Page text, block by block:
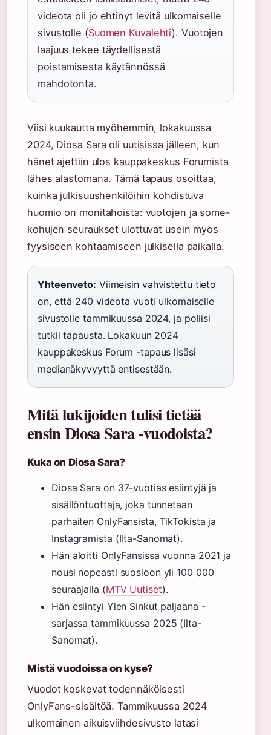
videota oli jo ehtinyt levitä ulkomaiselle
sivustolle (Suomen Kuvalehti). Vuotojen
laajuus tekee täydellisestä
poistamisesta käytännössä
mahdotonta.
Viisi kuukautta myöhemmin, lokakuussa
2024, Diosa Sara oli uutisissa jälleen, kun
hänet ajettiin ulos kauppakeskus Forumista
lähes alastomana. Tämä tapaus osoittaa,
kuinka julkisuushenkilöihin kohdistuva
huomio on monitahoista: vuotojen ja some-
kohujen seuraukset ulottuvat usein myös
fyysiseen kohtaamiseen julkisella paikalla.
Yhteenveto: Viimeisin vahvistettu tieto
on, että 240 videota vuoti ulkomaiselle
sivustolle tammikuussa 2024, ja poliisi
tutkii tapausta. Lokakuun 2024
kauppakeskus Forum -tapaus lisäsi
medianäkyvyyttä entisestään.
Mitä lukijoiden tulisi tietää
ensin Diosa Sara -vuodoista?
Kuka on Diosa Sara?
Diosa Sara on 37-vuotias esiintyjä ja
sisällöntuottaja, joka tunnetaan
parhaiten OnlyFansista, TikTokista ja
Instagramista (Ilta-Sanomat).
Hän aloitti OnlyFansissa vuonna 2021 ja
nousi nopeasti suosioon yli 100 000
seuraajalla (MTV Uutiset).
Hän esiintyi Ylen Sinkut paljaana -
sarjassa tammikuussa 2025 (Ilta-
Sanomat).
Mistä vuodoissa on kyse?
Vuodot koskevat todennäköisesti
OnlyFans-sisältöä. Tammikuussa 2024
ulkomainen aikuisviihdesivusto latasi